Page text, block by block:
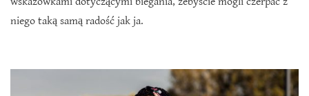
niego taką samą radość jak ja.